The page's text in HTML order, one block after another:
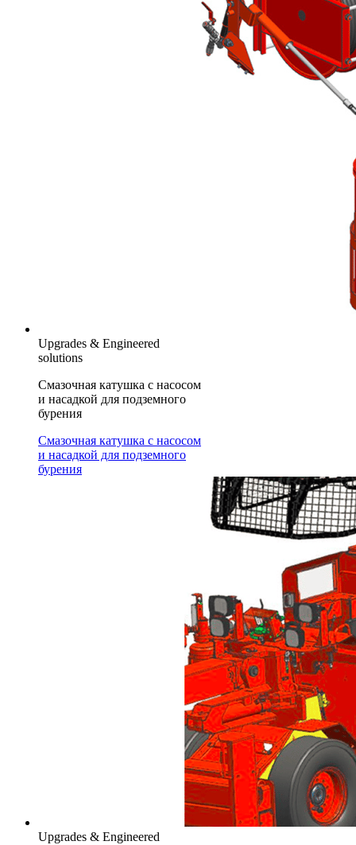
Upgrades & Engineered
solutions
Смазочная катушка с насосом
и насадкой для подземного
бурения
Смазочная катушка с насосом
и насадкой для подземного
бурения
Upgrades & Engineered